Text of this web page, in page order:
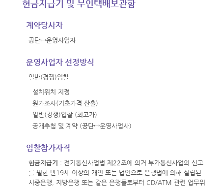
현금지급기 및 무인택배보관함
계약당사자
공단↔운영사업자
운영사업자 선정방식
일반(경쟁)입찰
설치위치 지정
원가조사(기초가격 산출)
일반(경쟁)입찰 (최고가)
공개추첨 및 계약 (공단↔운영사업사)
입찰참가자격
현금지급기
: 전기통신사업법 제22조에 의거 부가통신사업의 신고
를 필한 만19세 이상의 개인 또는 법인으로 은행법에 의해 설립된
시중은행, 지방은행 또는 같은 은행들로부터 CD/ATM 관련 업무위